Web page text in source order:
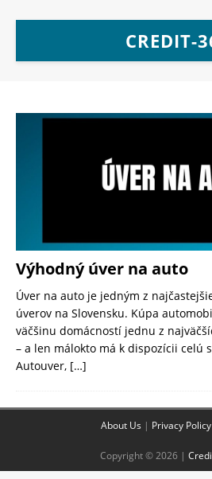
CREDIT-
Výhodný úver na auto
Úver na auto je jedným z
úverov na Slovensku. Kúpa
väčšinu domácností jednu z
– a len málokto má k dispozícii celú
Autouver, […]
About Us | Privacy Policy
Copyright © 2026 |